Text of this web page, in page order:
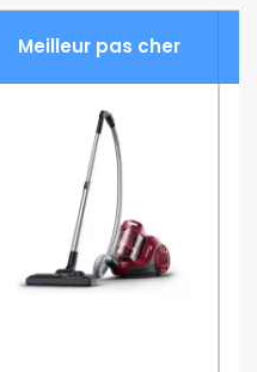
Meilleur pas cher